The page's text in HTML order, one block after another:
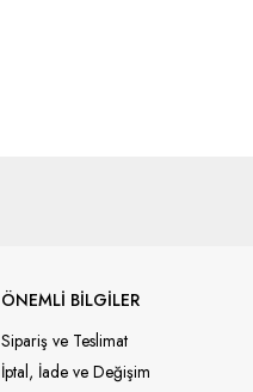
ÖNEMLİ BİLGİLER
Sipariş ve Teslimat
İptal, İade ve Değişim